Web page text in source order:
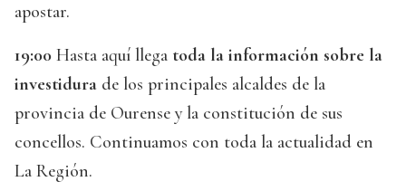
apostar.
19:00 Hasta aquí llega toda la información sobre la
investidura de los principales alcaldes de la
provincia de Ourense y la constitución de sus
concellos. Continuamos con toda la actualidad en
La Región.